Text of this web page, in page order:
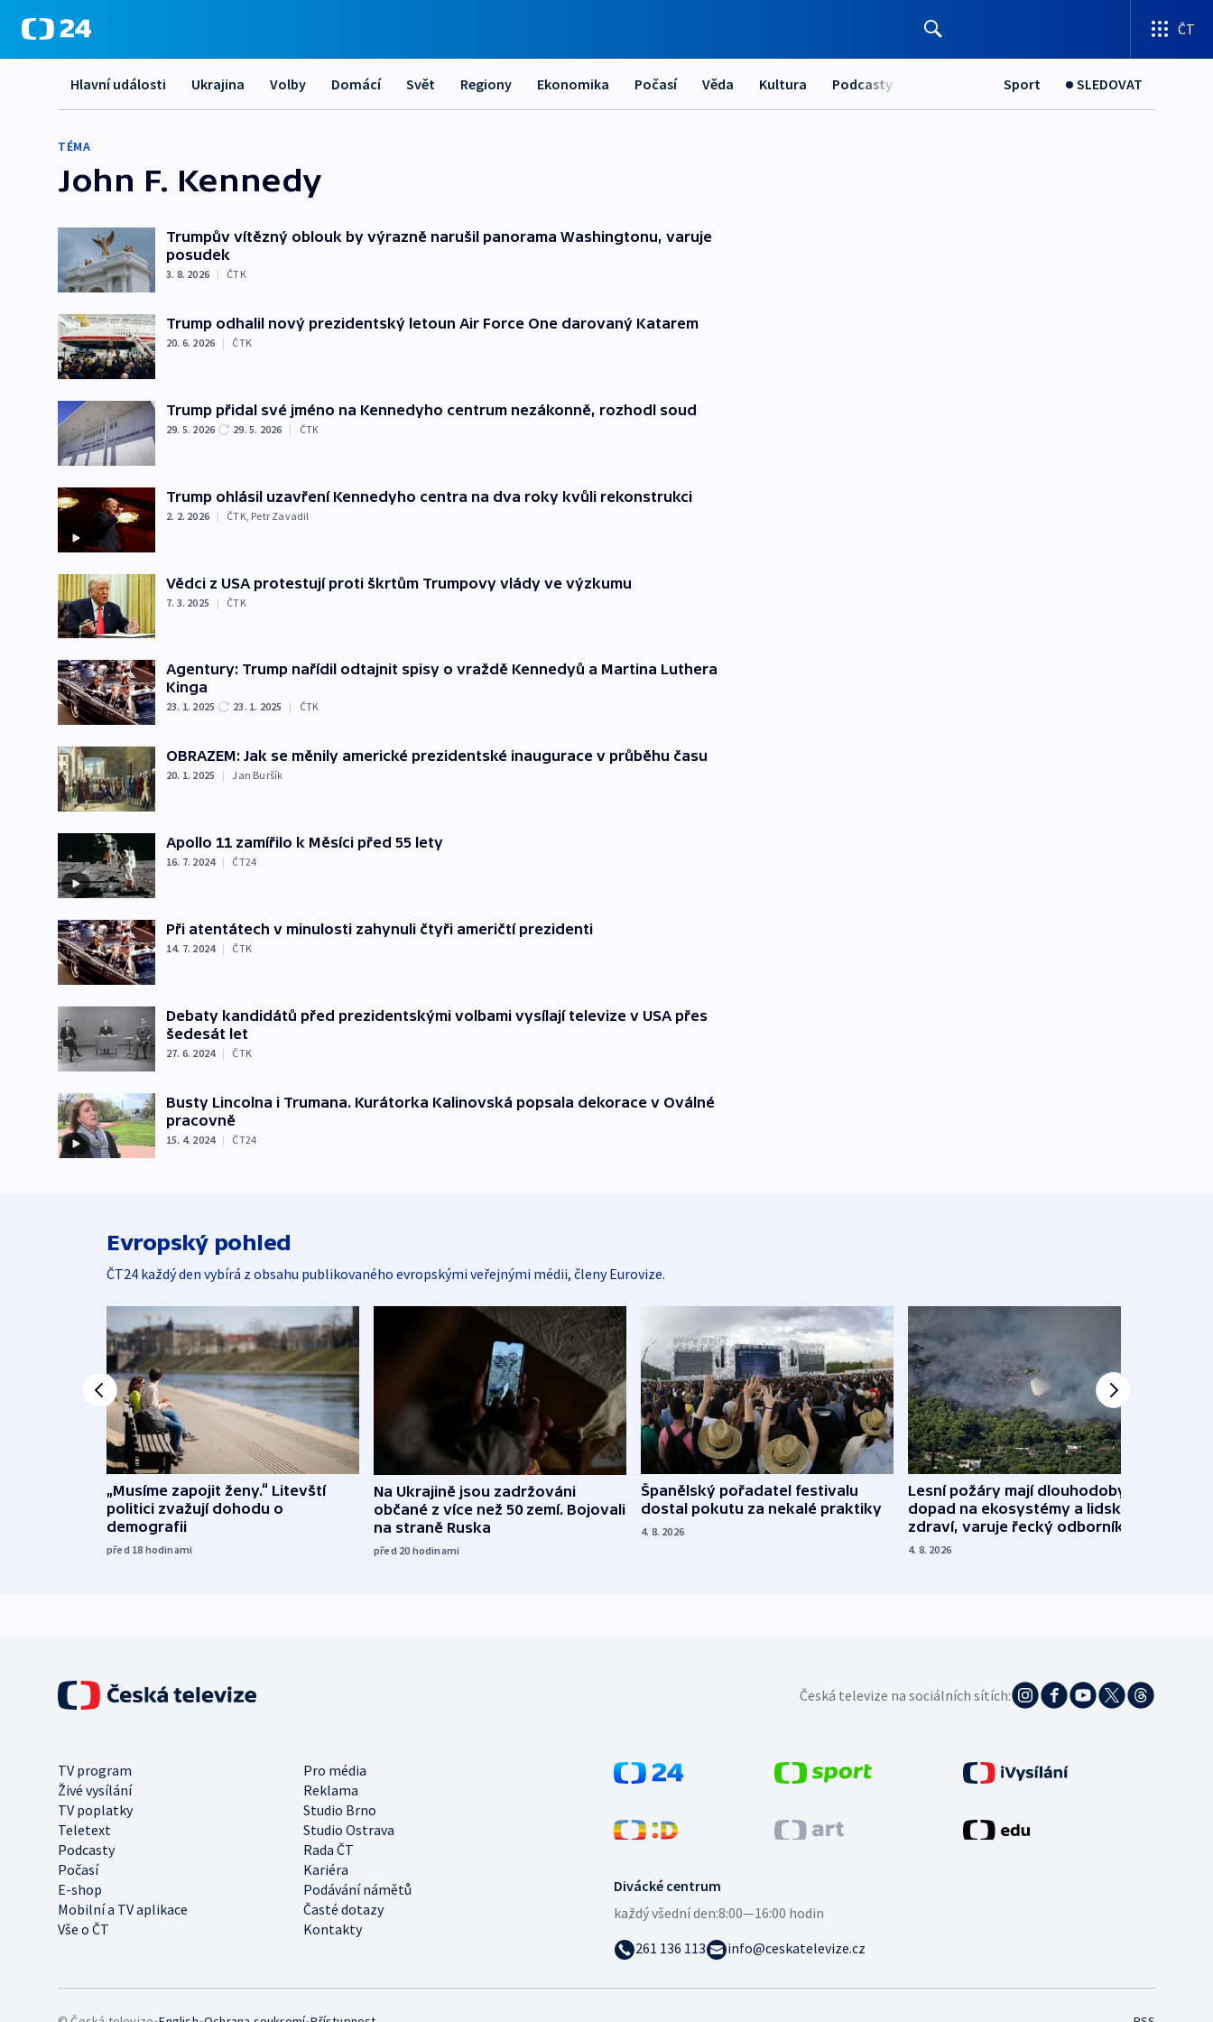
ČT
Hlavní události Ukrajina Volby Domácí Svět Regiony Ekonomika Počasí Věda Kultura Podcasty Sport SLEDOVAT
TÉMA
John F. Kennedy
Trumpův vítězný oblouk by výrazně narušil panorama Washingtonu, varuje
posudek
3. 8. 2026 | ČTK
Trump odhalil nový prezidentský letoun Air Force One darovaný Katarem
20. 6. 2026 | ČTK
Trump přidal své jméno na Kennedyho centrum nezákonně, rozhodl soud
29. 5. 2026 29. 5. 2026 | ČTK
Trump ohlásil uzavření Kennedyho centra na dva roky kvůli rekonstrukci
2. 2. 2026 | ČTK, Petr Zavadil
Vědci z USA protestují proti škrtům Trumpovy vlády ve výzkumu
7. 3. 2025 | ČTK
Agentury: Trump nařídil odtajnit spisy o vraždě Kennedyů a Martina Luthera
Kinga
23. 1. 2025 23. 1. 2025 | ČTK
OBRAZEM: Jak se měnily americké prezidentské inaugurace v průběhu času
20. 1. 2025 | Jan Buršík
Apollo 11 zamířilo k Měsíci před 55 lety
16. 7. 2024 | ČT24
Při atentátech v minulosti zahynuli čtyři američtí prezidenti
14. 7. 2024 | ČTK
Debaty kandidátů před prezidentskými volbami vysílají televize v USA přes
šedesát let
27. 6. 2024 | ČTK
Busty Lincolna i Trumana. Kurátorka Kalinovská popsala dekorace v Oválné
pracovně
15. 4. 2024 | ČT24
Evropský pohled
ČT24 každý den vybírá z obsahu publikovaného evropskými veřejnými médii, členy Eurovize.
„Musíme zapojit ženy.“ Litevští
politici zvažují dohodu o
demografii
před 18 hodinami
Na Ukrajině jsou zadržováni
občané z více než 50 zemí. Bojovali
na straně Ruska
před 20 hodinami
Španělský pořadatel festivalu
dostal pokutu za nekalé praktiky
4. 8. 2026
Lesní požáry mají dlouhodobý
dopad na ekosystémy a lidské
zdraví, varuje řecký odborník
4. 8. 2026
Česká televize na sociálních sítích:
TV program
Pro média
Živé vysílání
Reklama
TV poplatky
Studio Brno
Teletext
Studio Ostrava
Podcasty
Rada ČT
Počasí
Kariéra
E-shop
Podávání námětů
Mobilní a TV aplikace
Časté dotazy
Vše o ČT
Kontakty
Divácké centrum
každý všední den:8:00—16:00 hodin
261 136 113
info@ceskatelevize.cz